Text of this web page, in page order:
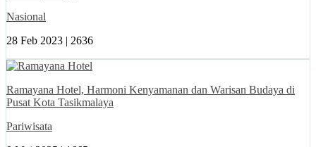
Nasional
28 Feb 2023 | 2636
Ramayana Hotel, Harmoni Kenyamanan dan Warisan Budaya di
Pusat Kota Tasikmalaya
Pariwisata